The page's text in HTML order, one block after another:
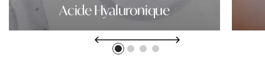
Acide Hyaluronique